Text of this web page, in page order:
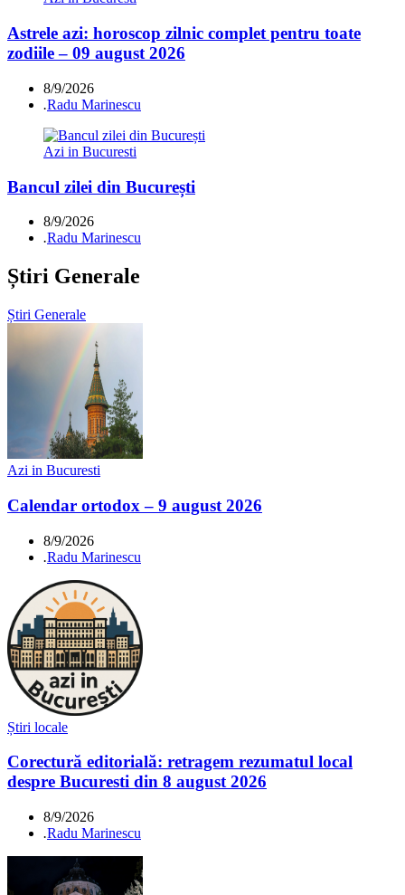
Astrele azi: horoscop zilnic complet pentru toate
zodiile – 09 august 2026
8/9/2026
.Radu Marinescu
Azi in Bucuresti
Bancul zilei din București
8/9/2026
.Radu Marinescu
Știri Generale
Știri Generale
Azi in Bucuresti
Calendar ortodox – 9 august 2026
8/9/2026
.Radu Marinescu
Știri locale
Corectură editorială: retragem rezumatul local
despre Bucuresti din 8 august 2026
8/9/2026
.Radu Marinescu